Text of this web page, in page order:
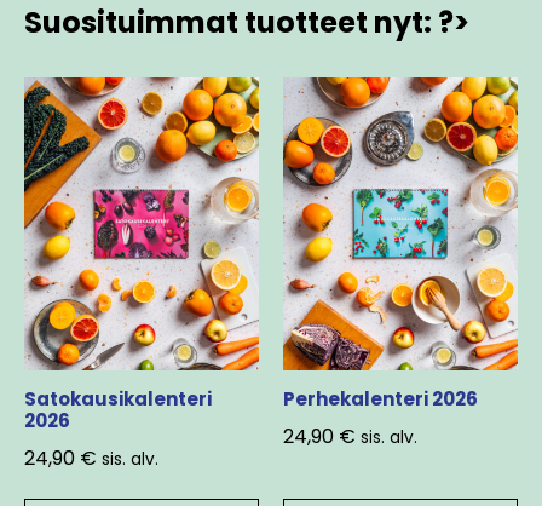
Suosituimmat tuotteet nyt: ?>
Satokausikalenteri
2026
24,90 € sis. alv.
Perhekalenteri 2026
24,90 € sis. alv.